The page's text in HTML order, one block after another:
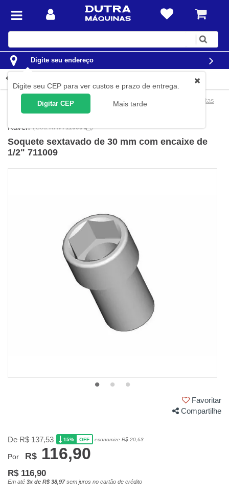
Digite
Digite seu endereço
Digite seu CEP para ver custos e prazo de entrega.
Digitar CEP Mais tarde
Automotivo Ferramentas para Veículos Pesados
Ferramentas
Para Veículos Pesados Mercedes-Benz
Raven (Cód.RAV711009 )
Soquete sextavado de 30 mm com encaixe de
1/2" 711009
Favoritar
Compartilhe
De R$ 137,53 15% OFF economize R$ 20,63
Por R$ 116,90
R$ 116,90
Em até 3x de R$ 38,97sem juros no cartão de crédito